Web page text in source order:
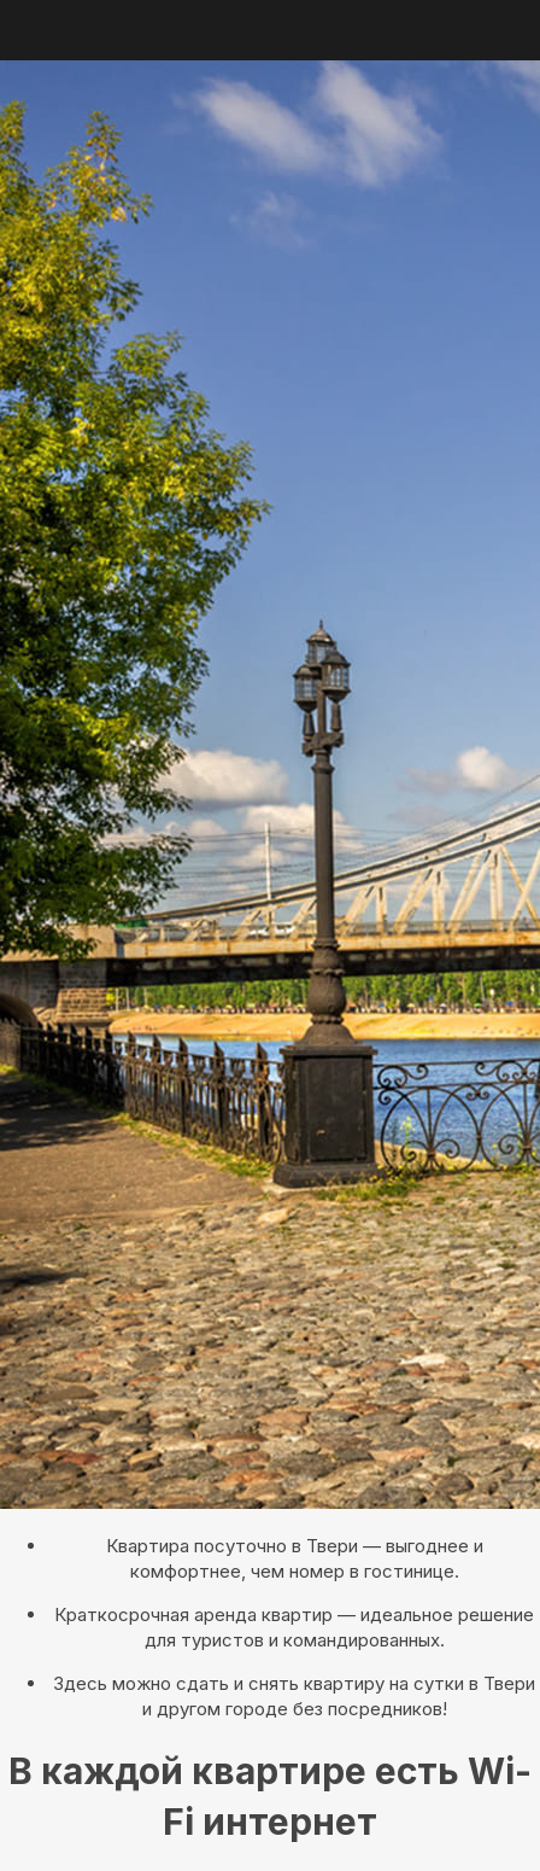
Квартира посуточно в Твери — выгоднее и
комфортнее, чем номер в гостинице.
Краткосрочная аренда квартир — идеальное решение
для туристов и командированных.
Здесь можно сдать и снять квартиру на сутки в Твери
и другом городе без посредников!
В каждой квартире есть Wi-
Fi интернет